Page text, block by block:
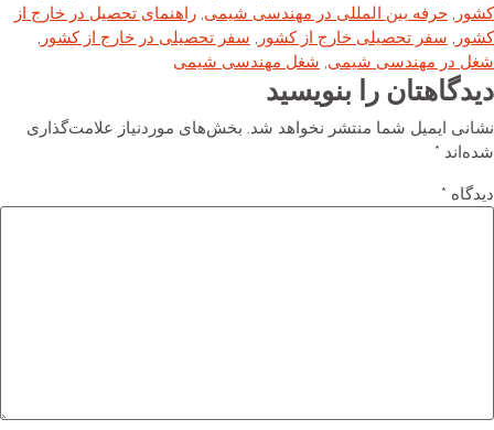
, حرفه بین المللی در مهندسی شیمی, راهنمای تحصیل در خارج از
, سفر تحصیلی خارج از کشور , سفر تحصیلی در خارج از کشور
در مهندسی شیمی, شغل مهندسی شیمی
را بنویسید
ایمیل شما منتشر نخواهد شد. بخش‌های موردنیاز علامت‌گذاری
*
*